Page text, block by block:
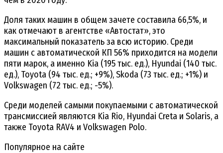
Доля таких машин в общем зачете составила 66,5%, и
как отмечают в агентстве «Автостат», это
максимальный показатель за всю историю. Среди
машин с автоматической КП 56% приходится на модели
пяти марок, а именно Kia (195 тыс. ед.), Hyundai (140 тыс.
ед.), Toyota (94 тыс. ед.; +9%), Skoda (73 тыс. ед.; +1%) и
Volkswagen (72 тыс. ед.; -5%).
Среди моделей самыми покупаемыми с автоматической
трансмиссией являются Kia Rio, Hyundai Creta и Solaris, а
также Toyota RAV4 и Volkswagen Polo.
Популярное на сайте